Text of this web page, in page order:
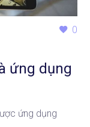
0
ứng dụng
ứng dụng